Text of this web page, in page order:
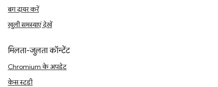
बग दायर करें
खुली समस्याएं देखें
मिलता-जुलता कॉन्टेंट
Chromium के अपडेट
केस स्टडी